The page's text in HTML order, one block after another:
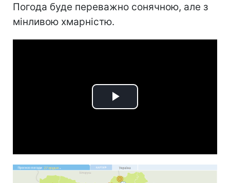
Погода буде переважно сонячною, але з
мінливою хмарністю.
Play